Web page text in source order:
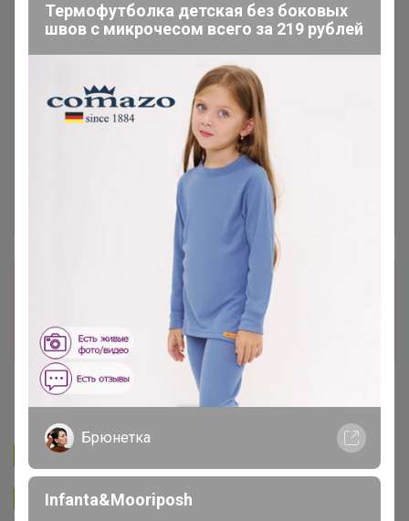
Сбор заказов в данной закупке
Перейти к текущей закупке
Эмилия!
Подписаться на закупку
Подписаться на организатора
Термофутболка детская без боковых
швов с микрочесом всего за 219 рублей
Брюнетка
Infanta&Mooriposh